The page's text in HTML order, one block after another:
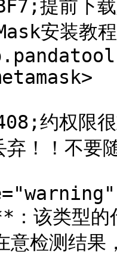
提前下载
安装教
约权限很
！！不要
该类型的
检测结果